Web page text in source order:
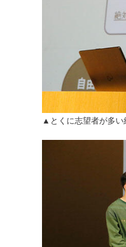
▲とくに志望者が多い